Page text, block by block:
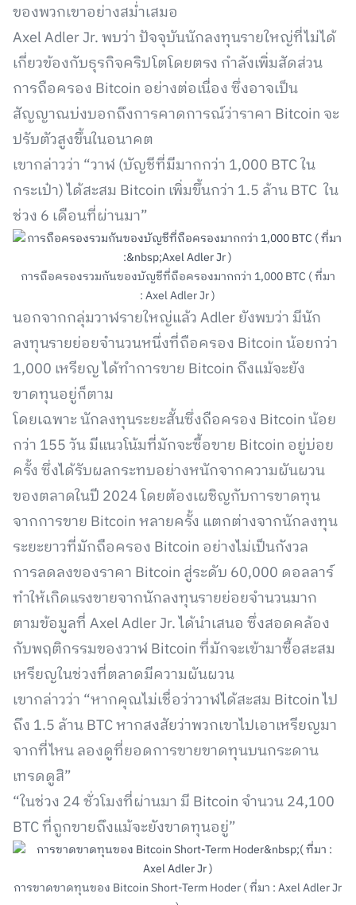
ของพวกเขาอย่างสม่ำเสมอ
Axel Adler Jr. พบว่า ปัจจุบันนักลงทุนรายใหญ่ที่ไม่ได้
เกี่ยวข้องกับธุรกิจคริปโตโดยตรง กำลังเพิ่มสัดส่วน
การถือครอง Bitcoin อย่างต่อเนื่อง ซึ่งอาจเป็น
สัญญาณบ่งบอกถึงการคาดการณ์ว่าราคา Bitcoin จะ
ปรับตัวสูงขึ้นในอนาคต
เขากล่าวว่า “วาฬ (บัญชีที่มีมากกว่า 1,000 BTC ใน
กระเป๋า) ได้สะสม Bitcoin เพิ่มขึ้นกว่า 1.5 ล้าน BTC ใน
ช่วง 6 เดือนที่ผ่านมา”
การถือครองรวมกันของบัญชีที่ถือครองมากกว่า 1,000 BTC ( ที่มา
: Axel Adler Jr )
นอกจากกลุ่มวาฬรายใหญ่แล้ว Adler ยังพบว่า มีนัก
ลงทุนรายย่อยจำนวนหนึ่งที่ถือครอง Bitcoin น้อยกว่า
1,000 เหรียญ ได้ทำการขาย Bitcoin ถึงแม้จะยัง
ขาดทุนอยู่ก็ตาม
โดยเฉพาะ นักลงทุนระยะสั้นซึ่งถือครอง Bitcoin น้อย
กว่า 155 วัน มีแนวโน้มที่มักจะซื้อขาย Bitcoin อยู่บ่อย
ครั้ง ซึ่งได้รับผลกระทบอย่างหนักจากความผันผวน
ของตลาดในปี 2024 โดยต้องเผชิญกับการขาดทุน
จากการขาย Bitcoin หลายครั้ง แตกต่างจากนักลงทุน
ระยะยาวที่มักถือครอง Bitcoin อย่างไม่เป็นกังวล
การลดลงของราคา Bitcoin สู่ระดับ 60,000 ดอลลาร์
ทำให้เกิดแรงขายจากนักลงทุนรายย่อยจำนวนมาก
ตามข้อมูลที่ Axel Adler Jr. ได้นำเสนอ ซึ่งสอดคล้อง
กับพฤติกรรมของวาฬ Bitcoin ที่มักจะเข้ามาซื้อสะสม
เหรียญในช่วงที่ตลาดมีความผันผวน
เขากล่าวว่า “หากคุณไม่เชื่อว่าวาฬได้สะสม Bitcoin ไป
ถึง 1.5 ล้าน BTC หากสงสัยว่าพวกเขาไปเอาเหรียญมา
จากที่ไหน ลองดูที่ยอดการขายขาดทุนบนกระดาน
เทรดดูสิ”
“ในช่วง 24 ชั่วโมงที่ผ่านมา มี Bitcoin จำนวน 24,100
BTC ที่ถูกขายถึงแม้จะยังขาดทุนอยู่”
การขาดขาดทุนของ Bitcoin Short-Term Hoder ( ที่มา : Axel Adler Jr